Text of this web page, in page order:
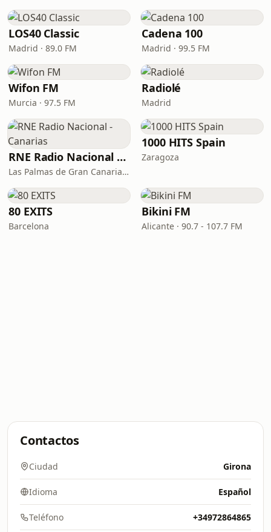
LOS40 Classic
Madrid · 89.0 FM
Cadena 100
Madrid · 99.5 FM
Wifon FM
Murcia · 97.5 FM
Radiolé
Madrid
RNE Radio Nacional - Canarias
Las Palmas de Gran Canaria · 92.8 FM
1000 HITS Spain
Zaragoza
80 EXITS
Barcelona
Bikini FM
Alicante · 90.7 - 107.7 FM
Contactos
Ciudad Girona
Idioma Español
Teléfono +34972864865